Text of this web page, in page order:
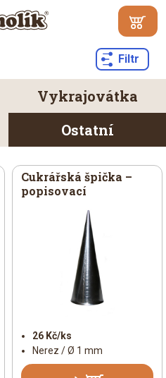
Váš
košík je
prázdný
Min.
hodnota
Kč |
Proč?
do
Filtr
Vykrajovátka
Ostatní
Cukrářská špička –
popisovací
26 Kč/ks
Nerez / Ø 1 mm